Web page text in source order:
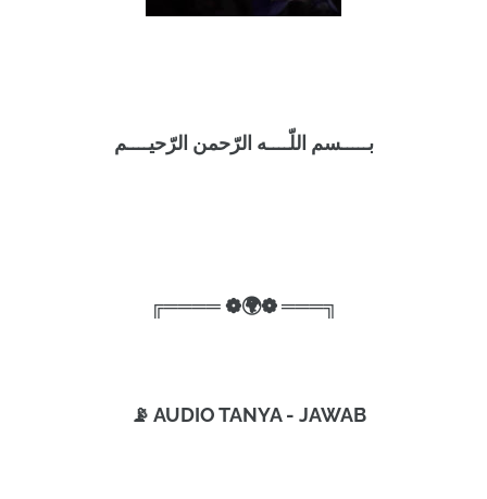
بـــــسم اللّــــە الرّحمن الرّحيــــم
╔════ ❁🌍❁ ═══╗
📡 AUDIO TANYA - JAWAB